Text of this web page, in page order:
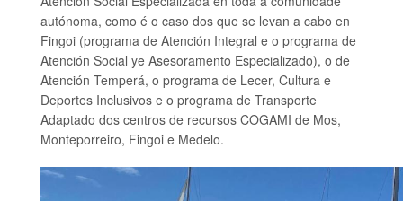
autónoma, como é o caso dos que se levan a cabo en
Fingoi (programa de Atención Integral e o programa de
Atención Social ye Asesoramento Especializado), o de
Atención Temperá, o programa de Lecer, Cultura e
Deportes Inclusivos e o programa de Transporte
Adaptado dos centros de recursos COGAMI de Mos,
Monteporreiro, Fingoi e Medelo.